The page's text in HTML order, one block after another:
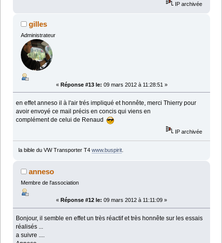
IP archivée
gilles
Administrateur
« Réponse #13 le: 09 mars 2012 à 11:28:51 »
en effet anneso il à l'air trés impliqué et honnête, merci Thierry pour
avoir envoyé ce mail précis en concis qui viens en
complément de celui de Renaud
IP archivée
la bible du VW Transporter T4 www.buspirit.
anneso
Membre de l'association
« Réponse #12 le: 09 mars 2012 à 11:11:09 »
Bonjour, il semble en effet un très réactif et très honnête sur les essais
réalisés ...
a suivre ....